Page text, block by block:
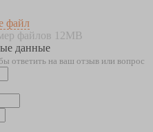
файл
файлов 12MB
данные
ответить на ваш отзыв или вопрос